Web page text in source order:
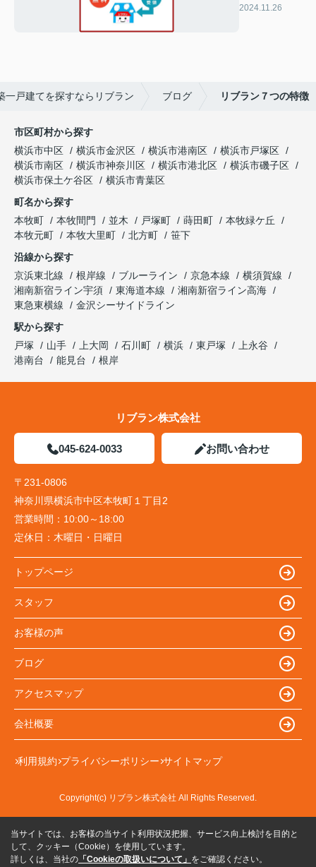
2024.11.26
一戸建てを探すならリブラン ブログ リブラン７つの特徴
市区町村から探す
横浜市中区
横浜市金沢区 横浜市港南区
横浜市戸塚区
横浜市南区
横浜市神奈川区 横浜市港北区
横浜市磯子区
横浜市保土ケ谷区
横浜市青葉区
町名から探す
本牧町
本牧間門 並木 戸塚町 蒔田町
本牧緑ケ丘
本牧元町
本牧大里町 北方町
笹下
沿線から探す
京浜東北線
根岸線 ブルーライン 京急本線
横須賀線
湘南新宿ライン宇須
東海道本線
湘南新宿ライン高海
東急東横線
金沢シーサイドライン
駅から探す
戸塚
山手 上大岡 石川町 横浜 東戸塚
上永谷
港南台
能見台 根岸
リブラン株式会社
045-624-0033 お問い合わせ
〒231-0806
神奈川県横浜市中区本牧町１丁目2
営業時間： 10:00～18:00
定休日： 木曜日・日曜日
トップページ
スタッフ
お客様の声
ブログ
アクセスマップ
会社概要
利用規約 プライバシーポリシー サイトマップ
Copyright(c) リブラン株式会社 All Rights Reserved.
当サイトでは、お客様の当サイト利用状況把握、サービス向上検討を目的と
して、クッキー（Cookie）を使用しています。
詳しくは、当社の 「Cookieの取扱いについて」 をご確認ください。